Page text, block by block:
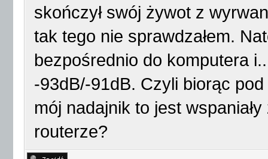
skończył swój żywot z
tak tego nie sprawdzałem.
bezpośrednio do komputera
-93dB/-91dB. Czyli biorąc
mój nadajnik to jest
routerze?